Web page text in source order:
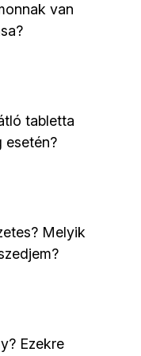
van
tabletta
esetén?
Melyik
Ezekre